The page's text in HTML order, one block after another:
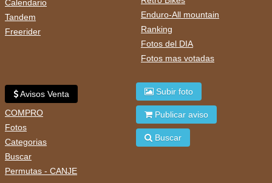
Calendario
Tandem
Freerider
Enduro-All mountain
Ranking
Fotos del DIA
Fotos mas votadas
Avisos Venta
COMPRO
Fotos
Categorias
Buscar
Permutas - CANJE
Subir foto
Publicar aviso
Buscar